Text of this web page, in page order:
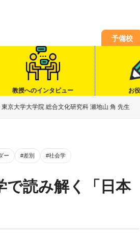
予備校
教授へのインタビュー お
東京大学大学院 総合文化研究科 瀬地山 角 先生
ー #差別 #社会学
で読み解く「日本